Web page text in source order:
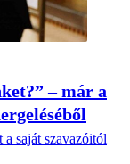
– már a
a saját szavazóitól